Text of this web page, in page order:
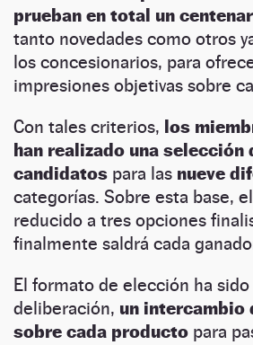
prueban en total un
tanto novedades como otros
los concesionarios, para
impresiones objetivas sobre
Con tales criterios, los
han realizado una selección
candidatos para las nueve
categorías. Sobre esta base,
reducido a tres opciones
finalmente saldrá cada
El formato de elección ha
deliberación, un intercambio
sobre cada producto para